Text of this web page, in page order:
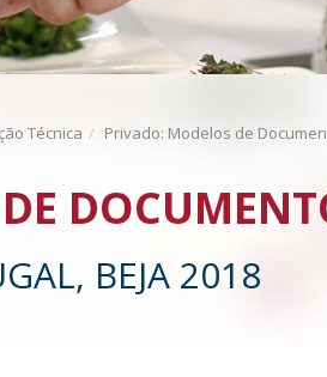
Técnica Privado: Modelos de
BEJA 2018